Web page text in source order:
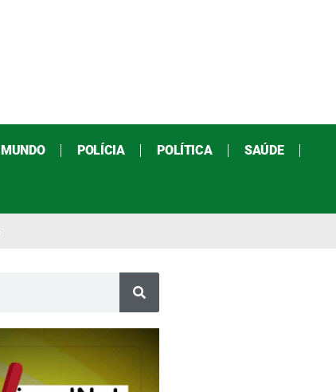
MUNDO POLÍCIA POLÍTICA SAÚDE